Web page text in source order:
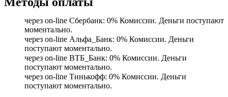
через on-line Сбербанк: 0% Комиссии. Деньги поступают
моментально.
через on-line Альфа_Банк: 0% Комиссии. Деньги
поступают моментально.
через on-line ВТБ_Банк: 0% Комиссии. Деньги
поступают моментально.
через on-line Тинькофф: 0% Комиссии. Деньги
поступают моментально.